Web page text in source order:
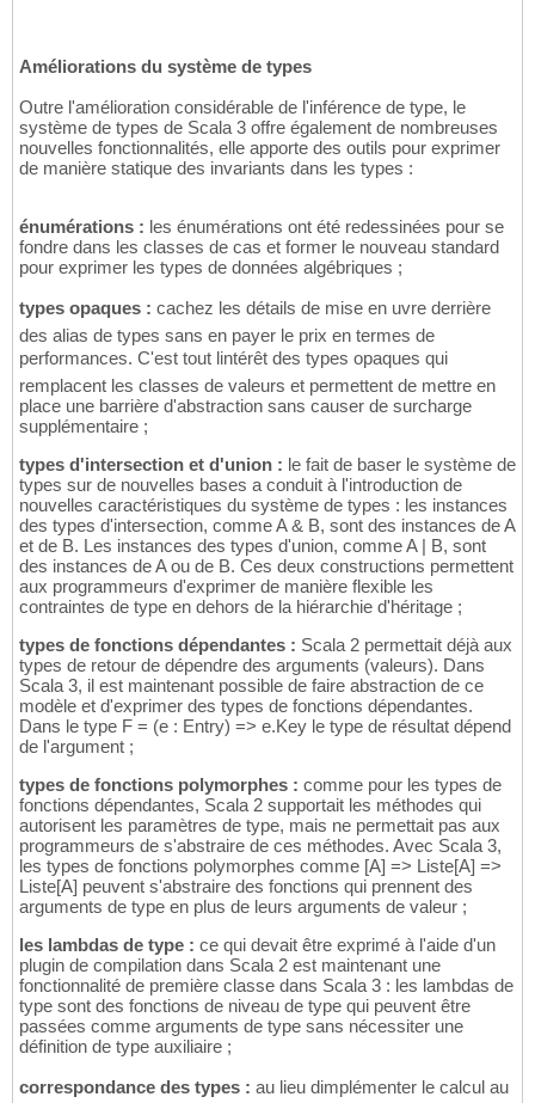
Améliorations du système de types
Outre l'amélioration considérable de l'inférence de type, le
système de types de Scala 3 offre également de nombreuses
nouvelles fonctionnalités, elle apporte des outils pour exprimer
de manière statique des invariants dans les types :
énumérations : les énumérations ont été redessinées pour se
fondre dans les classes de cas et former le nouveau standard
pour exprimer les types de données algébriques ;
types opaques : cachez les détails de mise en uvre derrière
des alias de types sans en payer le prix en termes de
performances. C'est tout lintérêt des types opaques qui
remplacent les classes de valeurs et permettent de mettre en
place une barrière d'abstraction sans causer de surcharge
supplémentaire ;
types d'intersection et d'union : le fait de baser le système de
types sur de nouvelles bases a conduit à l'introduction de
nouvelles caractéristiques du système de types : les instances
des types d'intersection, comme A & B, sont des instances de A
et de B. Les instances des types d'union, comme A | B, sont
des instances de A ou de B. Ces deux constructions permettent
aux programmeurs d'exprimer de manière flexible les
contraintes de type en dehors de la hiérarchie d'héritage ;
types de fonctions dépendantes : Scala 2 permettait déjà aux
types de retour de dépendre des arguments (valeurs). Dans
Scala 3, il est maintenant possible de faire abstraction de ce
modèle et d'exprimer des types de fonctions dépendantes.
Dans le type F = (e : Entry) => e.Key le type de résultat dépend
de l'argument ;
types de fonctions polymorphes : comme pour les types de
fonctions dépendantes, Scala 2 supportait les méthodes qui
autorisent les paramètres de type, mais ne permettait pas aux
programmeurs de s'abstraire de ces méthodes. Avec Scala 3,
les types de fonctions polymorphes comme [A] => Liste[A] =>
Liste[A] peuvent s'abstraire des fonctions qui prennent des
arguments de type en plus de leurs arguments de valeur ;
les lambdas de type : ce qui devait être exprimé à l'aide d'un
plugin de compilation dans Scala 2 est maintenant une
fonctionnalité de première classe dans Scala 3 : les lambdas de
type sont des fonctions de niveau de type qui peuvent être
passées comme arguments de type sans nécessiter une
définition de type auxiliaire ;
correspondance des types : au lieu dimplémenter le calcul au